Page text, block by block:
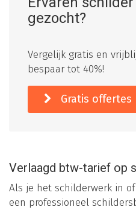
gezocht?
Vergelijk gratis en
bespaar tot 40%!
Gratis offertes
Verlaagd btw-tarief op
Als je het schilderwerk in
een professioneel